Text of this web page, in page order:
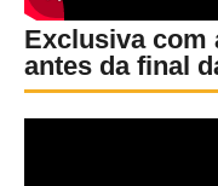
Exclusiva com
antes da final